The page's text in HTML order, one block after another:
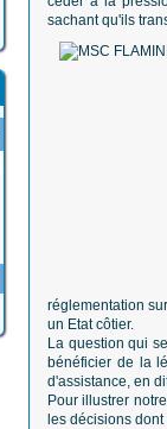
sachant qu'ils
réglementation
un Etat côtier.
La question qui
bénéficier de la
d'assistance, en
Pour illustrer
les décisions